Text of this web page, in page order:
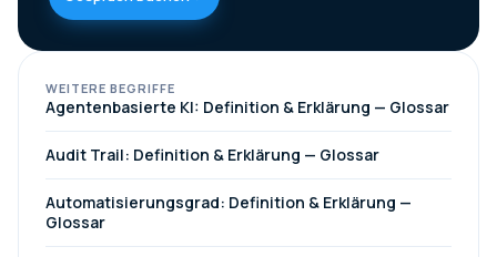
WEITERE BEGRIFFE
Agentenbasierte KI: Definition & Erklärung — Glossar
Audit Trail: Definition & Erklärung — Glossar
Automatisierungsgrad: Definition & Erklärung —
Glossar